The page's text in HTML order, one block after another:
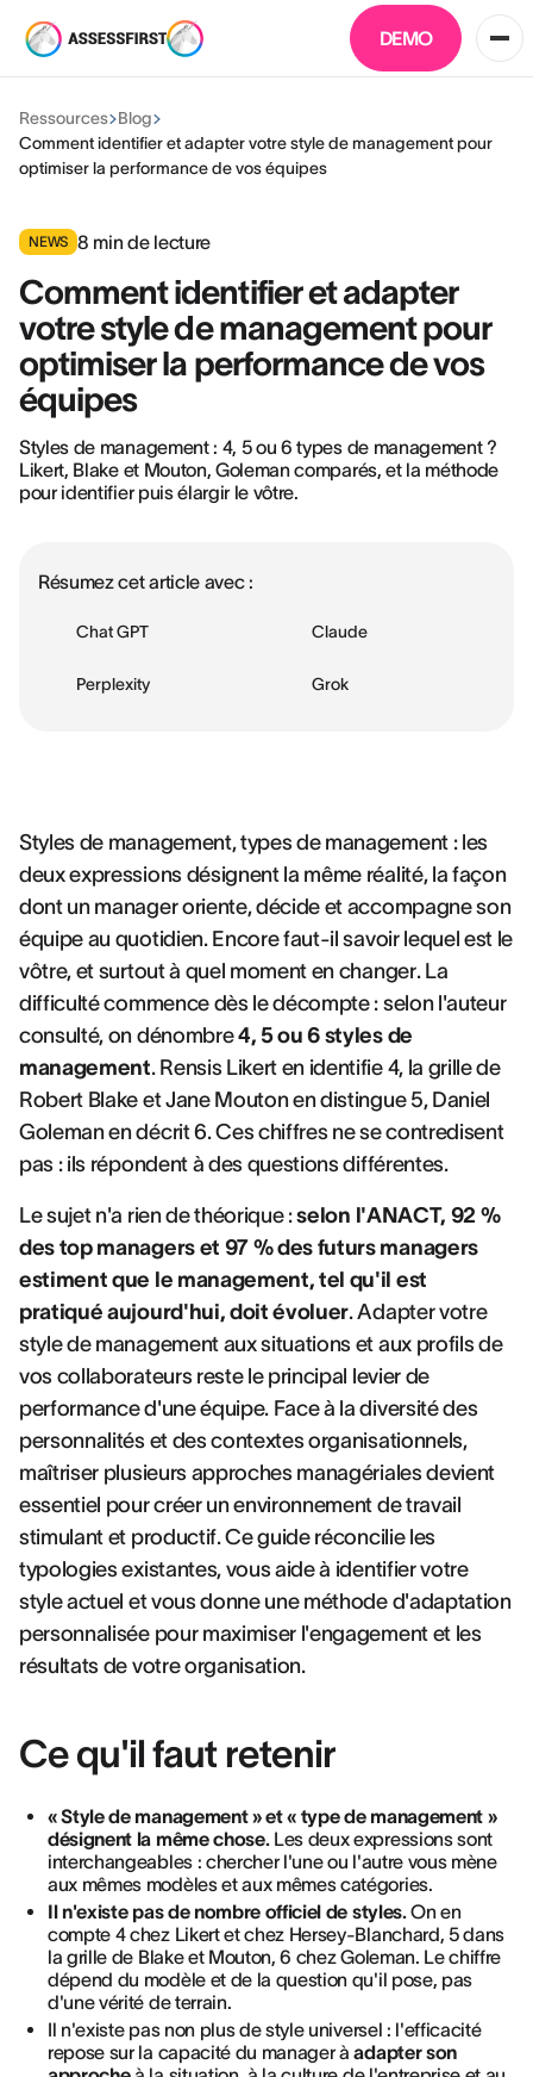
DEMO
Ressources Blog
Comment identifier et adapter votre style de management pour
optimiser la performance de vos équipes
NEWS 8 min de lecture
Comment identifier et adapter
votre style de management pour
optimiser la performance de vos
équipes
Styles de management : 4, 5 ou 6 types de management ?
Likert, Blake et Mouton, Goleman comparés, et la méthode
pour identifier puis élargir le vôtre.
Résumez cet article avec :
Chat GPT Claude
Perplexity Grok
Styles de management, types de management : les
deux expressions désignent la même réalité, la façon
dont un manager oriente, décide et accompagne son
équipe au quotidien. Encore faut-il savoir lequel est le
vôtre, et surtout à quel moment en changer. La
difficulté commence dès le décompte : selon l'auteur
consulté, on dénombre4, 5 ou 6 styles de
management. Rensis Likert en identifie 4, la grille de
Robert Blake et Jane Mouton en distingue 5, Daniel
Goleman en décrit 6. Ces chiffres ne se contredisent
pas : ils répondent à des questions différentes.
Le sujet n'a rien de théorique :selon l'ANACT, 92 %
des top managers et 97 % des futurs managers
estiment que le management, tel qu'il est
pratiqué aujourd'hui, doit évoluer. Adapter votre
style de management aux situations et aux profils de
vos collaborateurs reste le principal levier de
performance d'une équipe. Face à la diversité des
personnalités et des contextes organisationnels,
maîtriser plusieurs approches managériales devient
essentiel pour créer un environnement de travail
stimulant et productif. Ce guide réconcilie les
typologies existantes, vous aide à identifier votre
style actuel et vous donne une méthode d'adaptation
personnalisée pour maximiser l'engagement et les
résultats de votre organisation.
Ce qu'il faut retenir
« Style de management » et « type de management »
désignent la même chose.Les deux expressions sont
interchangeables : chercher l'une ou l'autre vous mène
aux mêmes modèles et aux mêmes catégories.
Il n'existe pas de nombre officiel de styles.On en
compte 4 chez Likert et chez Hersey-Blanchard, 5 dans
la grille de Blake et Mouton, 6 chez Goleman. Le chiffre
dépend du modèle et de la question qu'il pose, pas
d'une vérité de terrain.
Il n'existe pas non plus de style universel : l'efficacité
repose sur la capacité du manager àadapter son